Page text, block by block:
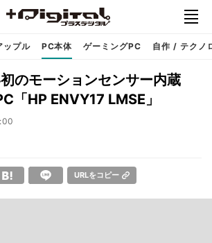
ップル PC本体 ゲーミングPC 自作 / テクノ
のモーションセンサー内蔵
「HP ENVY17 LMSE」
URLをコピー